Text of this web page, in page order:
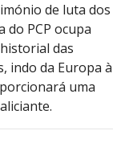
de luta dos
PCP ocupa
das
indo da Europa à
uma